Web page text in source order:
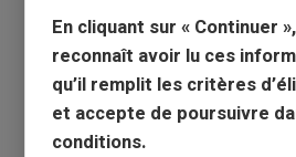
Comment enlever
En cliquant sur « Continuer
reconnaît avoir lu ces
qu’il remplit les critères
et accepte de poursuivre
conditions.